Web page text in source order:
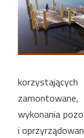
wykonania
i